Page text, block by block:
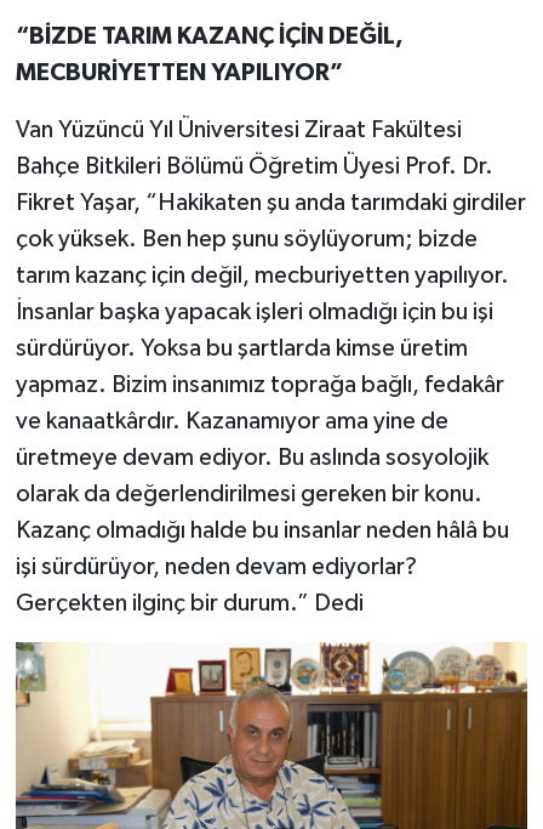
“BİZDE TARIM KAZANÇ İÇİN DEĞİL,
MECBURİYETTEN YAPILIYOR”
Van Yüzüncü Yıl Üniversitesi Ziraat Fakültesi
Bahçe Bitkileri Bölümü Öğretim Üyesi Prof. Dr.
Fikret Yaşar, “Hakikaten şu anda tarımdaki girdiler
çok yüksek. Ben hep şunu söylüyorum; bizde
tarım kazanç için değil, mecburiyetten yapılıyor.
İnsanlar başka yapacak işleri olmadığı için bu işi
sürdürüyor. Yoksa bu şartlarda kimse üretim
yapmaz. Bizim insanımız toprağa bağlı, fedakâr
ve kanaatkârdır. Kazanamıyor ama yine de
üretmeye devam ediyor. Bu aslında sosyolojik
olarak da değerlendirilmesi gereken bir konu.
Kazanç olmadığı halde bu insanlar neden hâlâ bu
işi sürdürüyor, neden devam ediyorlar?
Gerçekten ilginç bir durum.” Dedi